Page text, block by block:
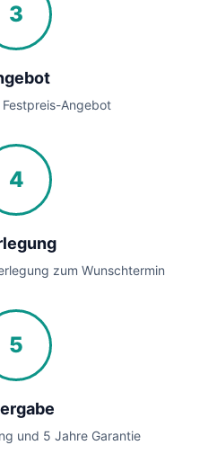
3
Angebot
4
zum Wunschtermin
5
und 5 Jahre Garantie